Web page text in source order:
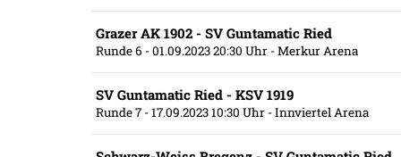
Grazer AK 1902 - SV Guntamatic Ried
Runde 6 - 01.09.2023 20:30 Uhr - Merkur Arena
SV Guntamatic Ried - KSV 1919
Runde 7 - 17.09.2023 10:30 Uhr - Innviertel Arena